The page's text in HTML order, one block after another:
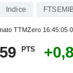
Indice
TTMZero 16:45:05
PTS